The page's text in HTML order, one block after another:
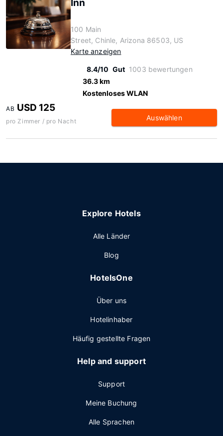
Inn
100 Main
Street, Chinle, Arizona 86503, US
Karte anzeigen
8.4/10 Gut 1003 bewertungen
36.3 km
Kostenloses WLAN
AB USD 125
pro Zimmer / pro Nacht Auswählen
Explore Hotels
Alle Länder
Blog
HotelsOne
Über uns
Hotelinhaber
Häufig gestellte Fragen
Help and support
Support
Meine Buchung
Alle Sprachen